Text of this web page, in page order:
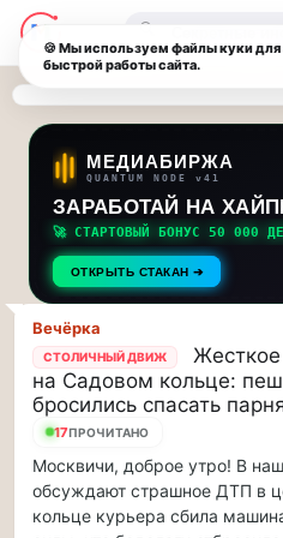
Последние
новости
и
обновления
потока:
Друзья,
приглашаем
на
музыкальную
прогулку
по
Москве
Чайковского!…
приглашаем
на
музыкальную
—
чат-
новости
и
Москвы
🔍
МЕДИАБИРЖА
QUANTUM NODE v41
ЗАРАБОТАЙ НА
🚀 СТАРТОВЫЙ БОНУС 50 000
ОТКРЫТЬ СТАКАН ➔
Вечёрка
СТОЛИЧНЫЙ ДВИЖ
на Садовом кольце:
бросились спасать
17ПРОЧИТАНО
Москвичи, доброе утро! В
обсуждают страшное ДТП в
кольце курьера сбила
🍪 Мы используем файлы куки для
быстрой работы сайта.